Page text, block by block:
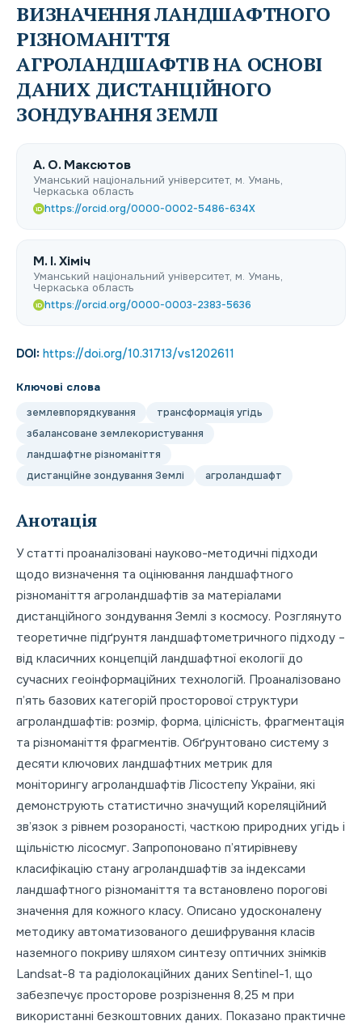
ВИЗНАЧЕННЯ ЛАНДШАФТНОГО
РІЗНОМАНІТТЯ
АГРОЛАНДШАФТІВ НА ОСНОВІ
ДАНИХ ДИСТАНЦІЙНОГО
ЗОНДУВАННЯ ЗЕМЛІ
A. О. Максютов
Уманський національний університет, м. Умань,
Черкаська область
iD https://orcid.org/0000-0002-5486-634X
M. I. Хіміч
Уманський національний університет, м. Умань,
Черкаська область
iD https://orcid.org/0000-0003-2383-5636
DOI: https://doi.org/10.31713/vs1202611
Ключові слова
землевпорядкування
трансформація угідь
збалансоване землекористування
ландшафтне різноманіття
дистанційне зондування Землі
агроландшафт
Анотація
У статті проаналізовані науково-методичні підходи
щодо визначення та оцінювання ландшафтного
різноманіття агроландшафтів за матеріалами
дистанційного зондування Землі з космосу. Розглянуто
теоретичне підґрунтя ландшафтометричного підходу –
від класичних концепцій ландшафтної екології до
сучасних геоінформаційних технологій. Проаналізовано
п’ять базових категорій просторової структури
агроландшафтів: розмір, форма, цілісність, фрагментація
та різноманіття фрагментів. Обґрунтовано систему з
десяти ключових ландшафтних метрик для
моніторингу агроландшафтів Лісостепу України, які
демонструють статистично значущий кореляційний
зв’язок з рівнем розораності, часткою природних угідь і
щільністю лісосмуг. Запропоновано п’ятирівневу
класифікацію стану агроландшафтів за індексами
ландшафтного різноманіття та встановлено порогові
значення для кожного класу. Описано удосконалену
методику автоматизованого дешифрування класів
наземного покриву шляхом синтезу оптичних знімків
Landsat-8 та радіолокаційних даних Sentinel-1, що
забезпечує просторове розрізнення 8,25 м при
використанні безкоштовних даних. Показано практичне